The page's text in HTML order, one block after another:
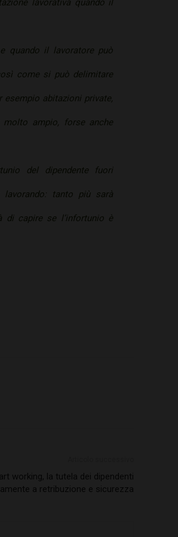
quando il lavoratore può
come si può delimitare
abitazioni private,
ampio, forse anche
del dipendente fuori
lavorando: tanto più sarà
di capire se l’infortunio è
working, la tutela dei dipendenti
a retribuzione e sicurezza